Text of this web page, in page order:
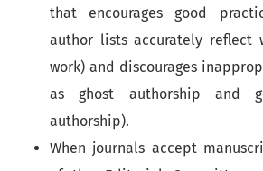
that encourages good
author lists accurately reflect
work) and discourages
as ghost authorship and
authorship).
When journals accept